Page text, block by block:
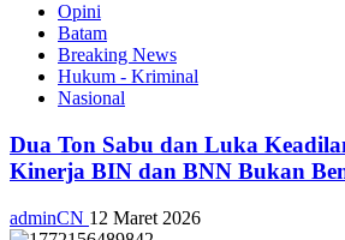
Opini
Batam
Breaking News
Hukum - Kriminal
Nasional
Dua Ton Sabu dan Luka
Kinerja BIN dan BNN Bukan
adminCN 12 Maret 2026